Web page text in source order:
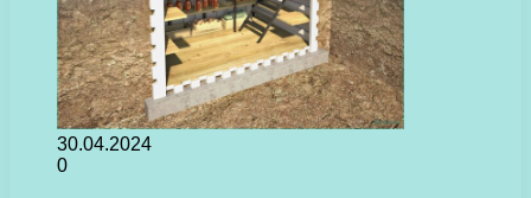
30.04.2024
0